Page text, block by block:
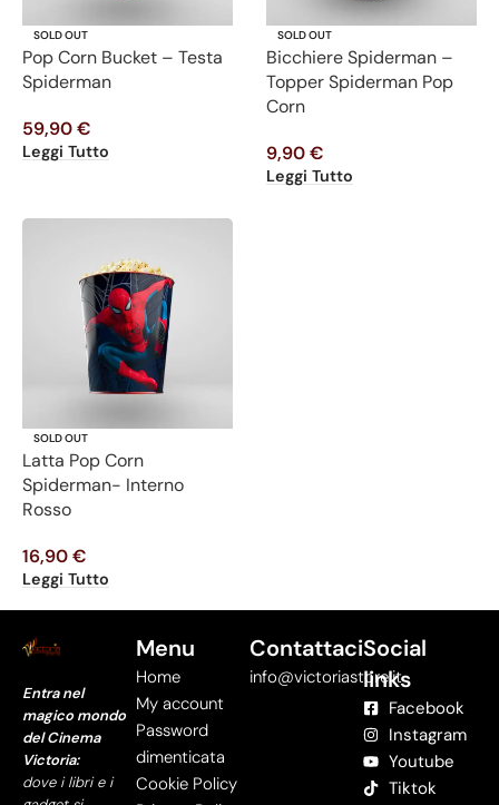
SOLD OUT
Pop Corn Bucket – Testa
Spiderman
59,90€
Leggi Tutto
SOLD OUT
Bicchiere Spiderman –
Topper Spiderman Pop
Corn
9,90€
Leggi Tutto
SOLD OUT
Latta Pop Corn
Spiderman- Interno
Rosso
16,90€
Leggi Tutto
Entra nel
magico mondo
del Cinema
Victoria:
dove i libri e i
Menu
Home
My account
Password
dimenticata
Cookie Policy
Contattaci
info@victoriastore.it
Social
links
Facebook
Instagram
Youtube
Tiktok